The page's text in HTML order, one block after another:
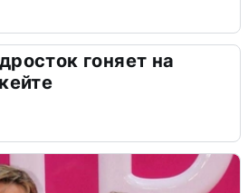
гоняет на